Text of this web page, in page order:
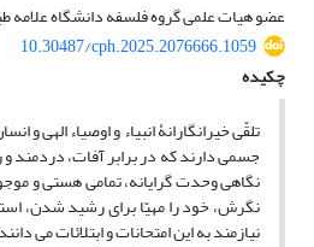
عضو هیات علمی گروه فلسفه دانشگاه علامه
10.30487/cph.2025.2076666.1059
چکیده
تلقّی خیرانگارانۀ انبیاء و اوصیاء
جسمی دارند که در برابر آفات، دردمند و
نگاهی وحدت گرایانه، تمامی هستی و
نگرش، خود را مهیّا برای رشید شدن،
نیازمند به این امتحانات و ابتلائات می